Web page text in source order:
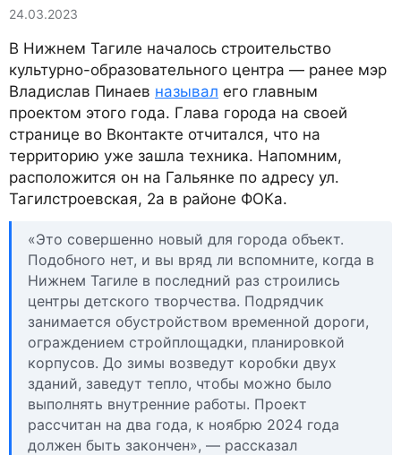
24.03.2023
В Нижнем Тагиле началось строительство
культурно-образовательного центра — ранее мэр
Владислав Пинаев называл его главным
проектом этого года. Глава города на своей
странице во Вконтакте отчитался, что на
территорию уже зашла техника. Напомним,
расположится он на Гальянке по адресу ул.
Тагилстроевская, 2а в районе ФОКа.
«Это совершенно новый для города объект.
Подобного нет, и вы вряд ли вспомните, когда в
Нижнем Тагиле в последний раз строились
центры детского творчества. Подрядчик
занимается обустройством временной дороги,
ограждением стройплощадки, планировкой
корпусов. До зимы возведут коробки двух
зданий, заведут тепло, чтобы можно было
выполнять внутренние работы. Проект
рассчитан на два года, к ноябрю 2024 года
должен быть закончен», — рассказал